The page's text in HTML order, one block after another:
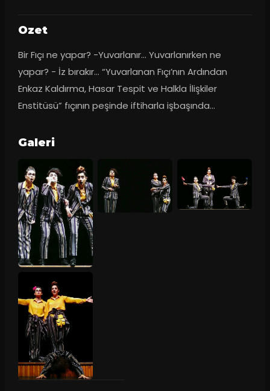
Ozet
Bir Fıçı ne yapar? -Yuvarlanır… Yuvarlanırken ne
yapar? - İz bırakır… “Yuvarlanan Fıçı’nın Ardından
Enkaz Kaldırma, Hasar Tespit ve Halkla İlişkiler
Enstitüsü” fıçının peşinde iftiharla işbaşında…
Galeri